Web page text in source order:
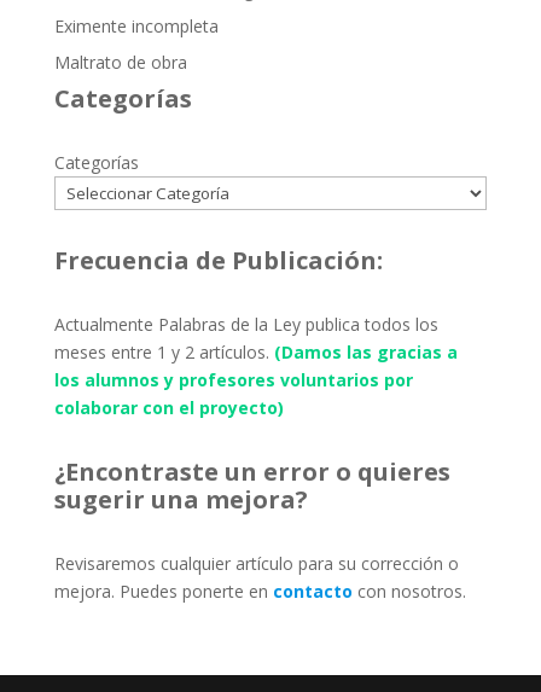
Eximente incompleta
Maltrato de obra
Categorías
Categorías
Frecuencia de Publicación:
Actualmente Palabras de la Ley publica todos los
meses entre 1 y 2 artículos. (Damos las gracias a
los alumnos y profesores voluntarios por
colaborar con el proyecto)
¿Encontraste un error o quieres
sugerir una mejora?
Revisaremos cualquier artículo para su corrección o
mejora. Puedes ponerte en contacto con nosotros.